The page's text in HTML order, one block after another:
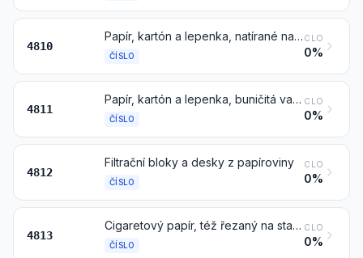
4810
Papír, kartón a lepenka, natírané na jedné nebo na obou stranách kaolinem nebo jinou anorganickou látkou, též s pojivem, a bez jakéhokoliv dalšího nátěru, též na povrchu barvené, zdobené nebo potištěné, v kotoučích nebo v pravoúhlých (včetně čtvercových) listech (arších), jakéhokoliv rozměru
ČÍSLO
CLO
0%
4811
Papír, kartón a lepenka, buničitá vata a pásy zplstěných buničinových vláken, natírané, impregnované, potažené, na povrchu barvené, zdobené nebo potištěné, v kotoučích nebo v pravoúhlých (včetně čtvercových) listech (arších), jakéhokoliv rozměru, jiné než zboží popsané v číslech 4803, 4809 nebo 4810
ČÍSLO
CLO
0%
4812
Filtrační bloky a desky z papíroviny
ČÍSLO
CLO
0%
4813
Cigaretový papír, též řezaný na stanovenou velikost nebo ve tvaru složek (sešitků) nebo trubiček (dutinek)
ČÍSLO
CLO
0%